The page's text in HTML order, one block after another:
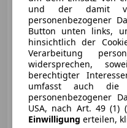
02/2019 100 000 km
MAT Autohandel
AT-6700 Bludenz
und der damit
personenbezogener
Button unten links,
hinsichtlich der
Verarbeitung
widersprechen,
berechtigter
umfasst auch die
personenbezogener
USA, nach Art. 49 (1)
Einwilligung erteilen,